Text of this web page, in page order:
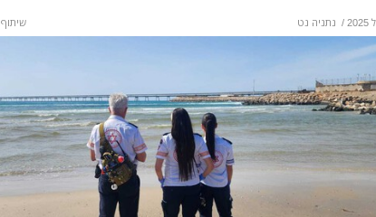
/ נתניה נט שיתוף